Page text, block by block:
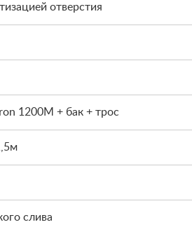
отверстия
1200M + бак + трос
слива